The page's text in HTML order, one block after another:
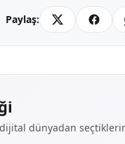
Paylaş:
dünyadan